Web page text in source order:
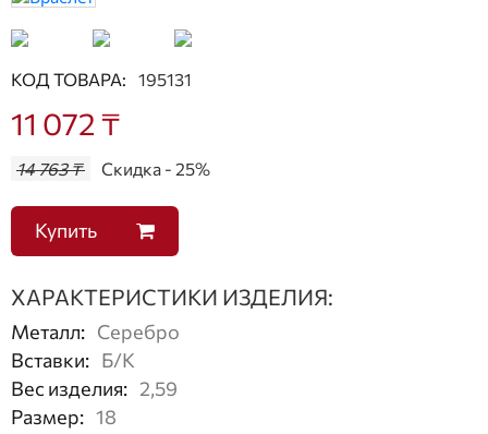
КОД ТОВАРА: 195131
11 072 ₸
14 763 ₸ Скидка - 25%
Купить
ХАРАКТЕРИСТИКИ ИЗДЕЛИЯ:
Металл: Серебро
Вставки: Б/К
Вес изделия: 2,59
Размер: 18